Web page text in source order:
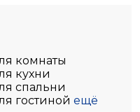
комнаты
кухни
спальни
гостиной ещё